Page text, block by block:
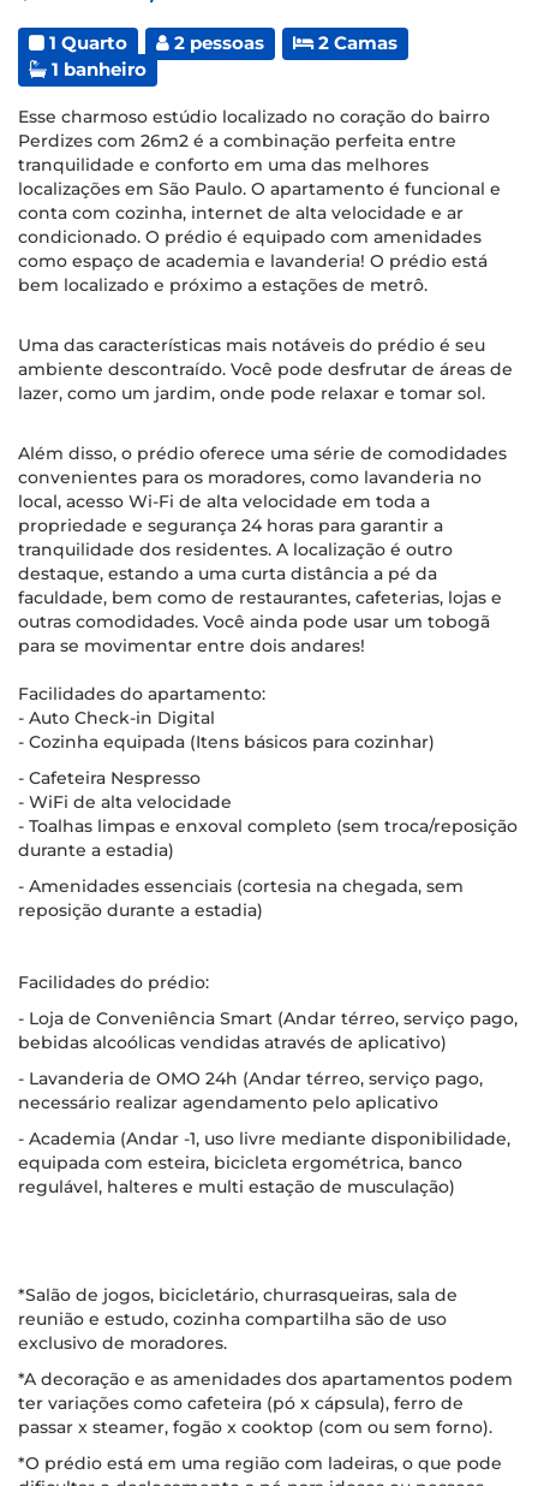
1 Quarto 2 pessoas
2 Camas
1 banheiro
Esse charmoso estúdio localizado no coração do bairro
Perdizes com 26m2 é a combinação perfeita entre
tranquilidade e conforto em uma das melhores
localizações em São Paulo. O apartamento é funcional e
conta com cozinha, internet de alta velocidade e ar
condicionado. O prédio é equipado com amenidades
como espaço de academia e lavanderia! O prédio está
bem localizado e próximo a estações de metrô.
Uma das características mais notáveis do prédio é seu
ambiente descontraído. Você pode desfrutar de áreas de
lazer, como um jardim, onde pode relaxar e tomar sol.
Além disso, o prédio oferece uma série de comodidades
convenientes para os moradores, como lavanderia no
local, acesso Wi-Fi de alta velocidade em toda a
propriedade e segurança 24 horas para garantir a
tranquilidade dos residentes. A localização é outro
destaque, estando a uma curta distância a pé da
faculdade, bem como de restaurantes, cafeterias, lojas e
outras comodidades. Você ainda pode usar um tobogã
para se movimentar entre dois andares!
Facilidades do apartamento:
- Auto Check-in Digital
- Cozinha equipada (Itens básicos para cozinhar)
- Cafeteira Nespresso
- WiFi de alta velocidade
- Toalhas limpas e enxoval completo (sem troca/reposição
durante a estadia)
- Amenidades essenciais (cortesia na chegada, sem
reposição durante a estadia)
Facilidades do prédio:
- Loja de Conveniência Smart (Andar térreo, serviço pago,
bebidas alcoólicas vendidas através de aplicativo)
- Lavanderia de OMO 24h (Andar térreo, serviço pago,
necessário realizar agendamento pelo aplicativo
- Academia (Andar -1, uso livre mediante disponibilidade,
equipada com esteira, bicicleta ergométrica, banco
regulável, halteres e multi estação de musculação)
*Salão de jogos, bicicletário, churrasqueiras, sala de
reunião e estudo, cozinha compartilha são de uso
exclusivo de moradores.
*A decoração e as amenidades dos apartamentos podem
ter variações como cafeteira (pó x cápsula), ferro de
passar x steamer, fogão x cooktop (com ou sem forno).
*O prédio está em uma região com ladeiras, o que pode